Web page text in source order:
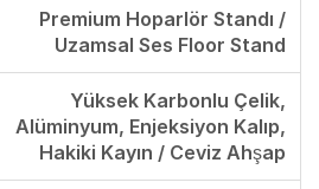
Premium Hoparlör Standı /
Uzamsal Ses Floor Stand
Yüksek Karbonlu Çelik,
Alüminyum, Enjeksiyon Kalıp,
Hakiki Kayın / Ceviz Ahşap